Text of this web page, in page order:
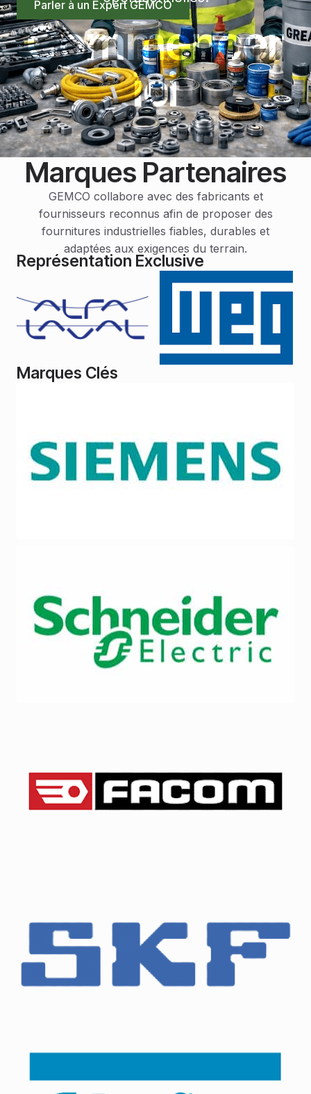
Parler à un Expert GEMCO
Commencer
ici
Marques Partenaires
GEMCO collabore avec des fabricants et
fournisseurs reconnus afin de proposer des
fournitures industrielles fiables, durables et
adaptées aux exigences du terrain.
Représentation Exclusive
Marques Clés